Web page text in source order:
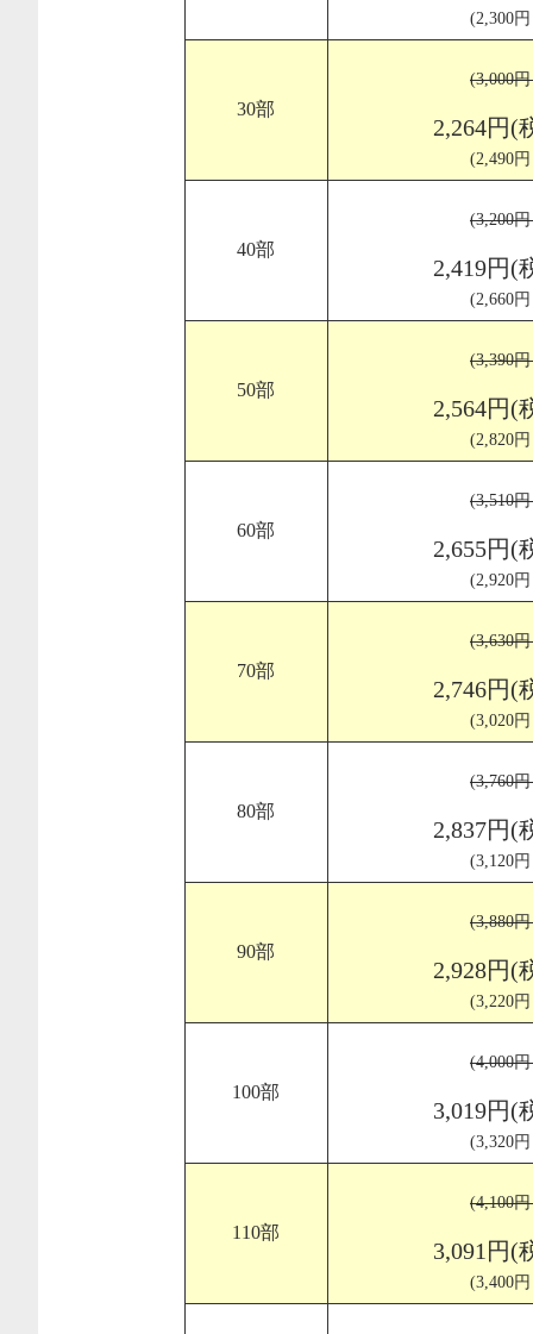
(2,300
30部
(3,000
2,264円(
(2,490
40部
(3,200
2,419円(
(2,660
50部
(3,390
2,564円(
(2,820
60部
(3,510
2,655円(
(2,920
70部
(3,630
2,746円(
(3,020
80部
(3,760
2,837円(
(3,120
90部
(3,880
2,928円(
(3,220
100部
(4,000
3,019円(
(3,320
110部
(4,100
3,091円(
(3,400